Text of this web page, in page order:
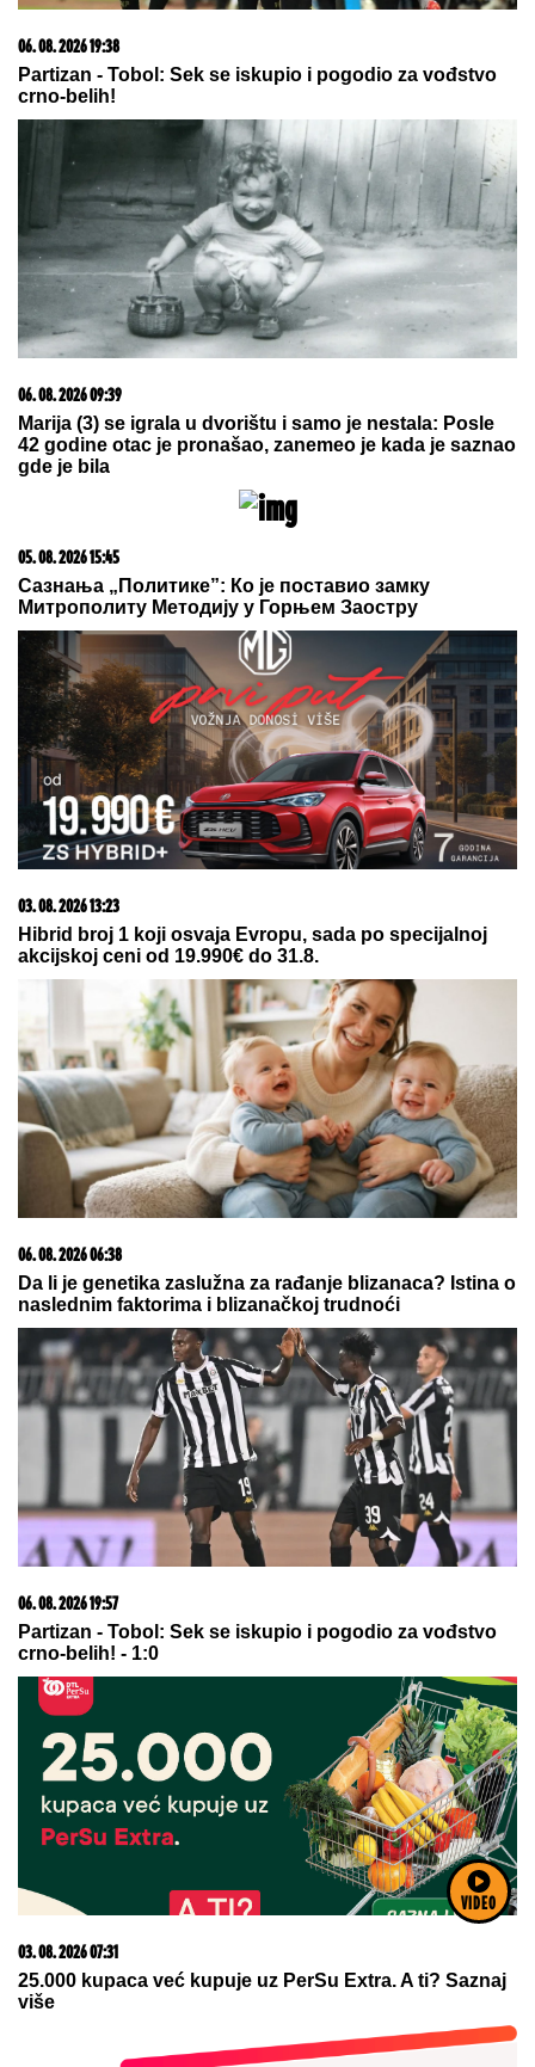
VIDEO
REGISTRUJ SE UZ PROMO KOD CASINO Preuzmi
1500 BESPLATNIH SPINOVA
Delije pred Hapoel i Pazar: Znamo kada treba da se
zapne, mnogo je važno
06. 08. 2026 19:38
crno-belih!
06. 08. 2026 09:39
42 godine otac je pronašao, zanemeo je kada je saznao
05. 08. 2026 15:45
Сазнања „Политике”: Ко је поставио замку
Митрополиту Методију у Горњем Заостру
03. 08. 2026 13:23
Hibrid broj 1 koji osvaja Evropu, sada po specijalnoj
akcijskoj ceni od 19.990€ do 31.8.
06. 08. 2026 06:38